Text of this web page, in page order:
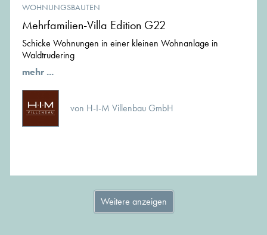
WOHNUNGSBAUTEN
Mehrfamilien-Villa Edition G22
Schicke Wohnungen in einer kleinen Wohnanlage in
Waldtrudering
mehr ...
von H-I-M Villenbau GmbH
Weitere anzeigen